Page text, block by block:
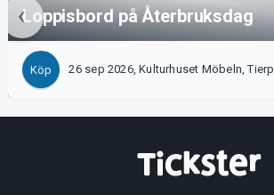
Loppisbord på Återbruksdag
Köp 26 sep 2026, Kulturhuset Möbeln, Tierp